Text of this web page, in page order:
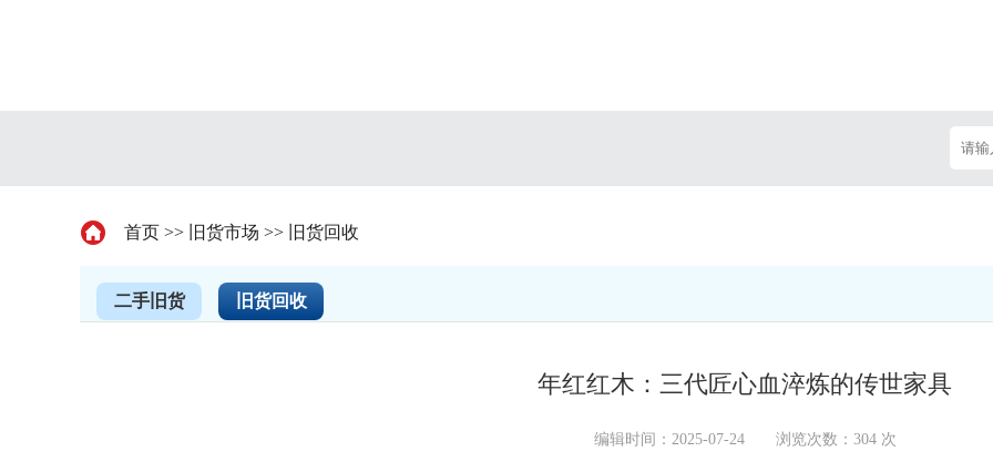
首页 >> 旧货市场 >> 旧货回收
二手旧货 旧货回收
年红红木：三代匠心血淬炼的传世家具
编辑时间：2025-07-24 浏览次数：304 次